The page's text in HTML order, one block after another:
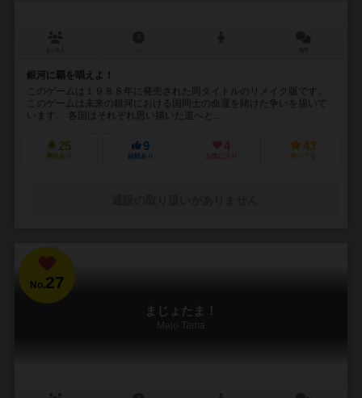
銀河に覇を唱えよ！
このゲームは１９８８年に発売された同タイトルのリメイク版です。
このゲームは未来の銀河における国同士の命運を賭けた争いを描いて
います。 各国はそれぞれ思い描いた道へと...
25
興味あり
9
経験あり
4
お気に入り
43
持ってる
No.27
まじょたま！
Majo Tama